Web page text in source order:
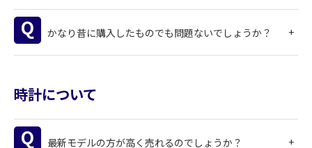
かなり昔に購入したものでも問題ないでしょうか？
時計について
最新モデルの方が高く売れるのでしょうか？